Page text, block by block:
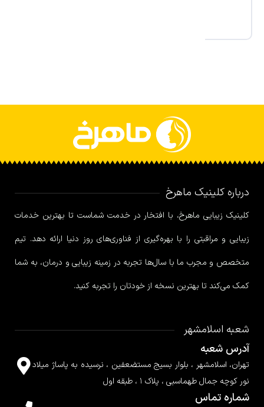
درباره کلینیک ماهرخ
کلینیک زیبایی ماهرخ، با افتخار در خدمت شماست تا بهترین خدمات
زیبایی و مراقبتی را با بهره‌گیری از فناوری‌های روز دنیا ارائه دهد. تیم
متخصص و مجرب ما با سال‌ها تجربه در زمینه زیبایی و درمان، به شما
کمک می‌کند تا بهترین نسخه از خودتان را تجربه کنید.
شعبه اسلامشهر
آدرس شعبه
تهران، اسلامشهر ، بلوار بسیج مستضعفین ، نرسیده به پاساژ میلاد
نور کوچه جمال طهماسبی ، پلاک ۱ ، طبقه اول
شماره تماس